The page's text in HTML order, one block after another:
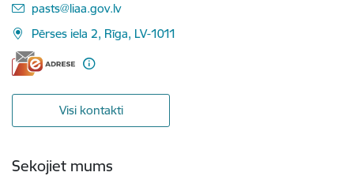
E-pasts:
pasts@liaa.gov.lv
Pērses iela 2, Rīga, LV-1011
Visi kontakti
Sekojiet mums